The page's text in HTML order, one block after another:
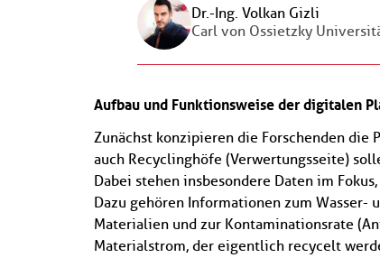
Dr.-Ing. Volkan Gizli
Carl von Ossietzky
Aufbau und Funktionsweise der digitalen
Zunächst konzipieren die Forschenden
auch Recyclinghöfe (Verwertungsseite)
Dabei stehen insbesondere Daten im
Dazu gehören Informationen zum Wasser-
Materialien und zur Kontaminationsrate
Materialstrom, der eigentlich recycelt